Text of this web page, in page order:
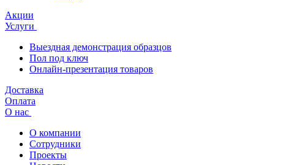
Акции
Услуги
Выездная демонстрация образцов
Пол под ключ
Онлайн-презентация товаров
Доставка
Оплата
О нас
О компании
Сотрудники
Проекты